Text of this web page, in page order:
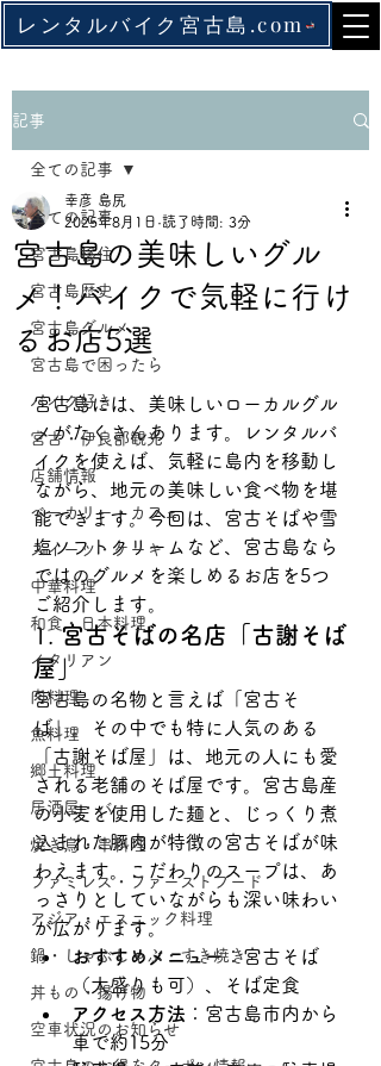
レンタルバイク宮古島.com
記事
全ての記事
宮古島移住
宮古島歴史
宮古島グルメ
宮古島で困ったら
バイク好き
宮古・伊良部観光
店舗情報
ベーカリー・カフェ
スイーツ・ケーキ
中華料理
和食・日本料理
イタリアン
肉料理
魚料理
郷土料理
居酒屋・バー
焼き鳥・串料理
ファミレス・ファーストフード
アジア・エスニック料理
鍋・しゃぶしゃぶ・すき焼き
丼もの・揚げ物
空車状況のお知らせ
全ての記事
宮古島の美味しいグル
メ！バイクで気軽に行け
るお店5選
幸彦 島尻
2025年8月1日 読了時間: 3分
宮古島には、美味しいローカルグル
メがたくさんあります。レンタルバ
イクを使えば、気軽に島内を移動し
ながら、地元の美味しい食べ物を堪
能できます。今回は、宮古そばや雪
塩ソフトクリームなど、宮古島なら
ではのグルメを楽しめるお店を5つ
ご紹介します。
1. 宮古そばの名店「古謝そば
屋」
宮古島の名物と言えば「宮古そ
ば」。その中でも特に人気のある
「古謝そば屋」は、地元の人にも愛
される老舗のそば屋です。宮古島産
の小麦を使用した麺と、じっくり煮
込まれた豚肉が特徴の宮古そばが味
わえます。こだわりのスープは、あ
っさりとしていながらも深い味わい
が広がります。
おすすめメニュー：宮古そば
（大盛りも可）、そば定食
アクセス方法 ：宮古島市内から
車で約15分